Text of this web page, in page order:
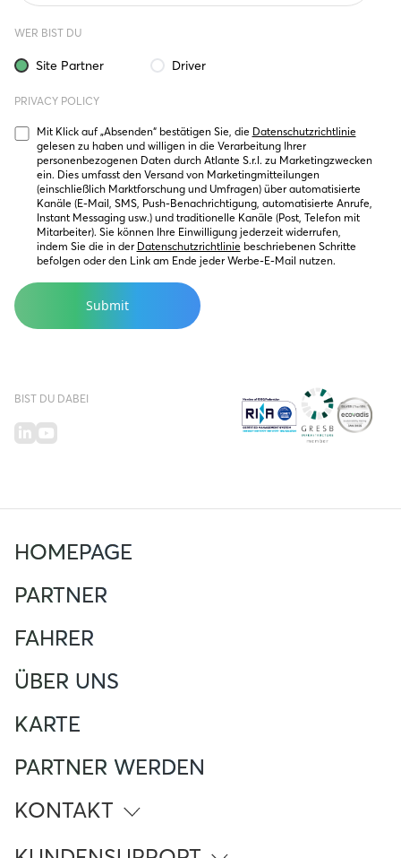
HOMEPAGE
PARTNER
FAHRER
ÜBER UNS
KARTE
PARTNER WERDEN
KONTAKT
WER BIST DU
Site Partner Driver
PRIVACY POLICY
Mit Klick auf „Absenden“ bestätigen Sie, die Datenschutzrichtlinie
gelesen zu haben und willigen in die Verarbeitung Ihrer
personenbezogenen Daten durch Atlante S.r.l. zu Marketingzwecken
ein. Dies umfasst den Versand von Marketingmitteilungen
(einschließlich Marktforschung und Umfragen) über automatisierte
Kanäle (E-Mail, SMS, Push-Benachrichtigung, automatisierte Anrufe,
Instant Messaging usw.) und traditionelle Kanäle (Post, Telefon mit
Mitarbeiter). Sie können Ihre Einwilligung jederzeit widerrufen,
indem Sie die in der Datenschutzrichtlinie beschriebenen Schritte
befolgen oder den Link am Ende jeder Werbe-E-Mail nutzen.
BIST DU DABEI